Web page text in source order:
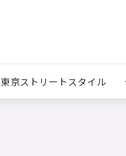
東京ストリートスタイル